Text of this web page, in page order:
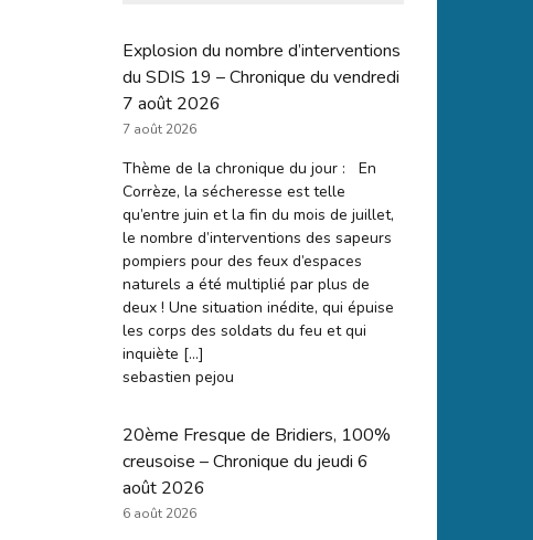
Explosion du nombre d’interventions
du SDIS 19 – Chronique du vendredi
7 août 2026
7 août 2026
Thème de la chronique du jour : En
Corrèze, la sécheresse est telle
qu’entre juin et la fin du mois de juillet,
le nombre d’interventions des sapeurs
pompiers pour des feux d’espaces
naturels a été multiplié par plus de
deux ! Une situation inédite, qui épuise
les corps des soldats du feu et qui
inquiète […]
sebastien pejou
20ème Fresque de Bridiers, 100%
creusoise – Chronique du jeudi 6
août 2026
6 août 2026